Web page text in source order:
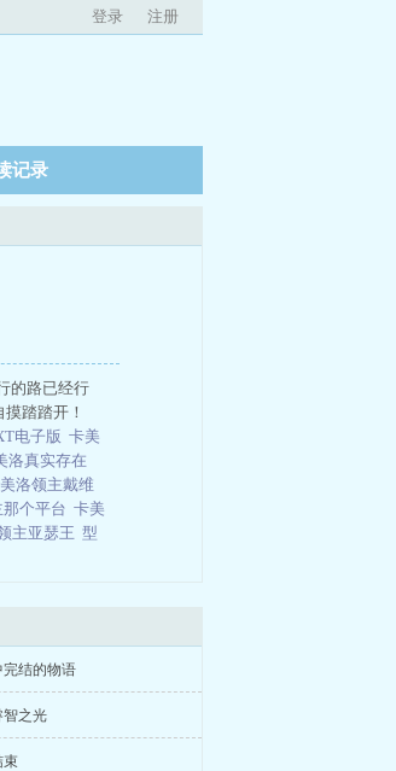
登录 注册
记录
的路已经行
踏踏开！
电子版 卡美
洛真实存在
洛领主戴维
个平台 卡美
主亚瑟王 型
完结的物语
智之光
束